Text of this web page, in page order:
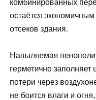
комбинированных
остаётся
отсеков здания.
Напыляемая
герметично
потери через
не боится влаги и